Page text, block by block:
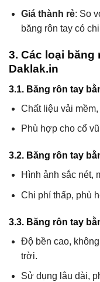
Giá thành rẻ: So
băng rôn tay có
3. Các loại băng
Daklak.in
3.1. Băng rôn tay
Chất liệu vải
Phù hợp cho cổ
3.2. Băng rôn tay
Hình ảnh sắc nét,
Chi phí thấp, phù
3.3. Băng rôn tay
Độ bền cao,
trời.
Sử dụng lâu dài,